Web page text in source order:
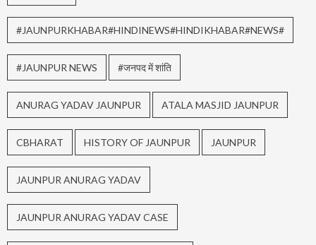
#JAUNPURKHABAR#HINDINEWS#HINDIKHABAR#NEWS#
#JAUNPUR NEWS #जनपद में शांति
ANURAG YADAV JAUNPUR ATALA MASJID JAUNPUR
CBHARAT HISTORY OF JAUNPUR JAUNPUR
JAUNPUR ANURAG YADAV
JAUNPUR ANURAG YADAV CASE